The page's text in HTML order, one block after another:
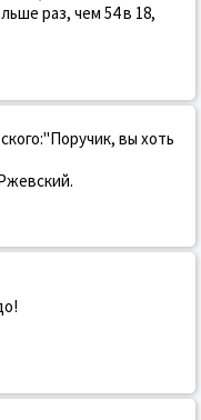
раз, чем 54 в 18,
вы хоть